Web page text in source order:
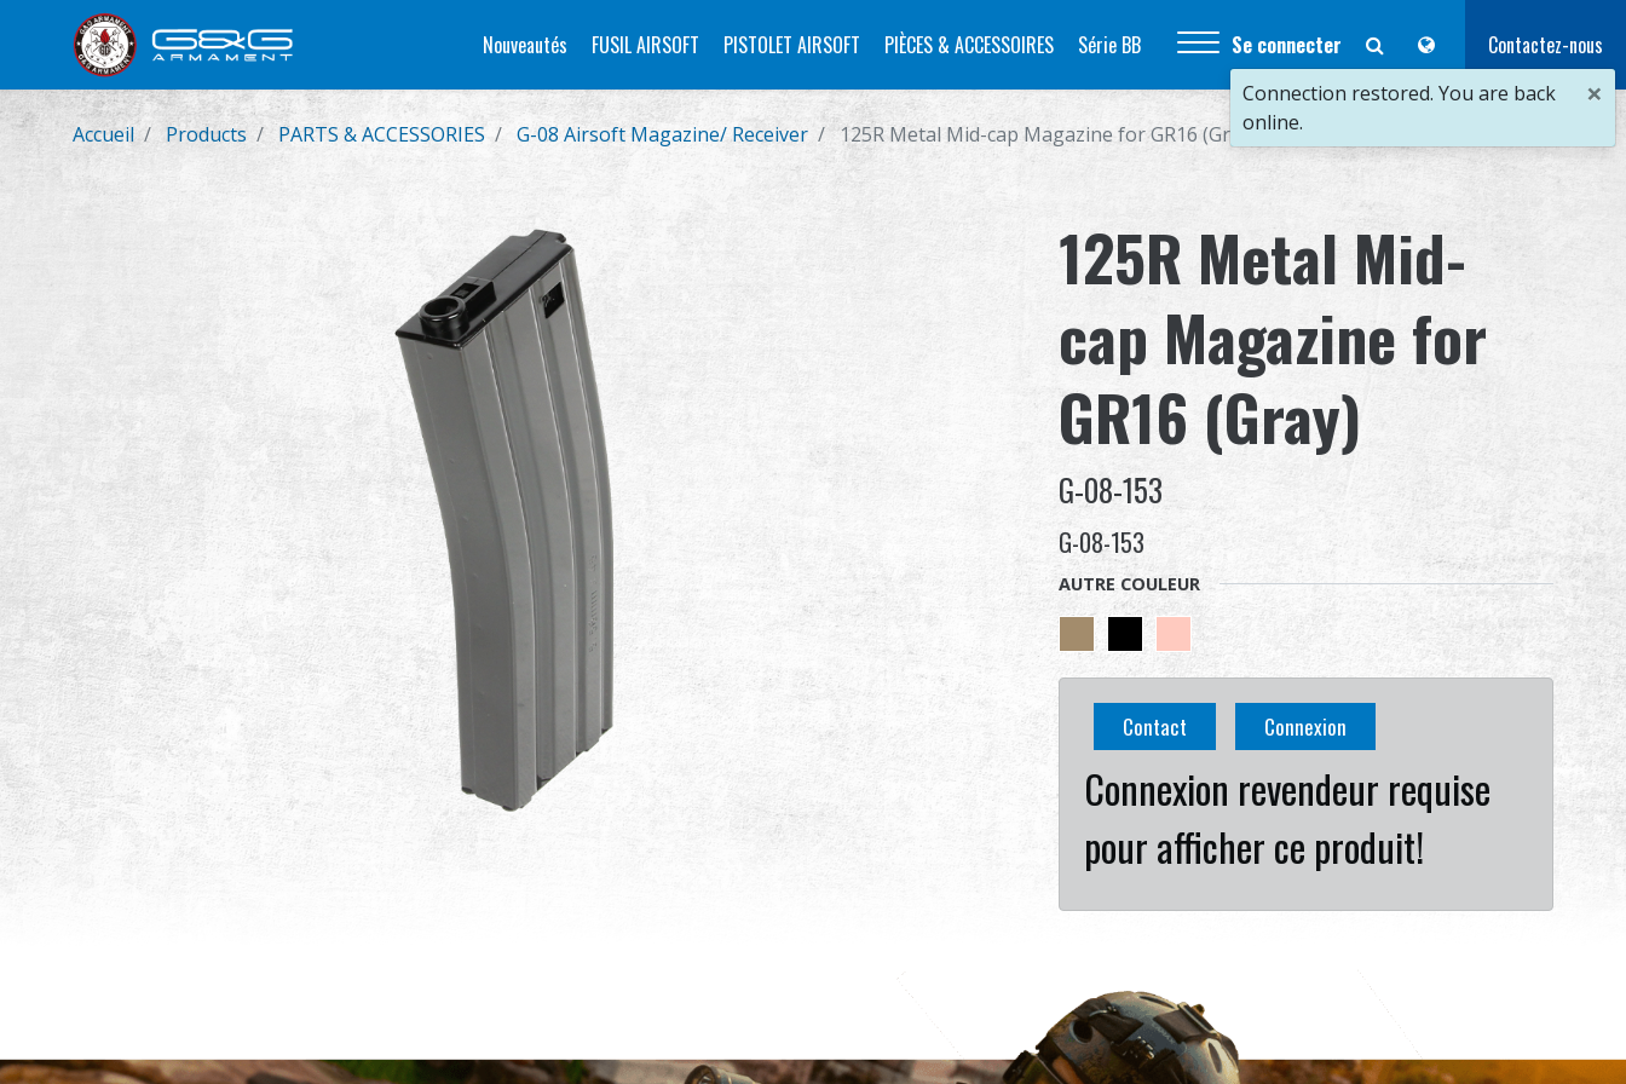
Nouveautés FUSIL AIRSOFT PISTOLET AIRSOFT PIÈCES & ACCESSOIRES Série BB Se connecter Contactez-nous
Accueil Products PARTS & ACCESSORIES G-08 Airsoft Magazine/ Receiver 125R Metal Mid-cap Magazine for GR16 (Gray)
125R Metal Mid-
cap Magazine for
GR16 (Gray)
G-08-153
G-08-153
AUTRE COULEUR
Contact Connexion
Connexion revendeur requise
pour afficher ce produit!
×
Connection restored. You are back
online.